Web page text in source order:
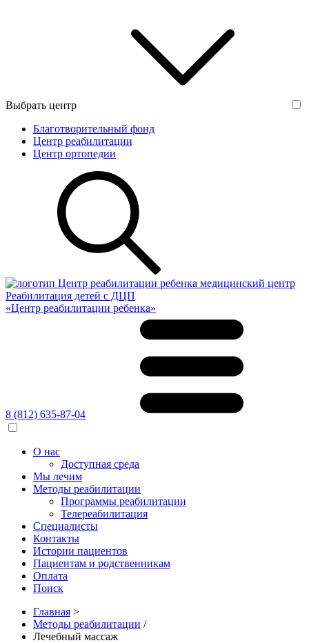
Выбрать центр
Благотворительный фонд
Центр реабилитации
Центр ортопедии
медицинский центр
Реабилитация детей с ДЦП
«Центр реабилитации ребенка»
8 (812) 635-87-04
О нас
Доступная среда
Мы лечим
Методы реабилитации
Программы реабилитации
Телереабилитация
Специалисты
Контакты
Истории пациентов
Пациентам и родственникам
Оплата
Поиск
Главная >
Методы реабилитации /
Лечебный массаж